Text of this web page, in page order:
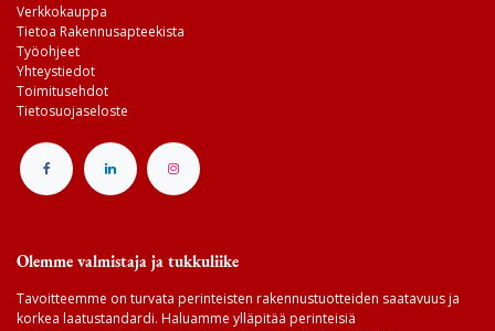
Verkkokauppa
Tietoa Rakennusapteekista
Työohjeet
Yhteystiedot
Toimitusehdot
Tietosuojaseloste
Olemme valmistaja ja tukkuliike
Tavoitteemme on turvata perinteisten rakennustuotteiden saatavuus ja
korkea laatustandardi. Haluamme ylläpitää perinteisiä